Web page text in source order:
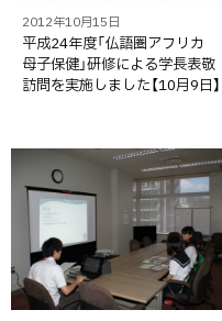
2012年10月15日
平成24年度「仏語圏アフリカ
母子保健」研修による学長表敬
訪問を実施しました【10月9日】